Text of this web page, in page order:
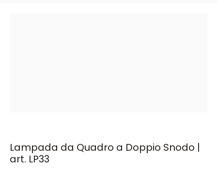
Lampada da Quadro a Doppio Snodo |
art. LP33